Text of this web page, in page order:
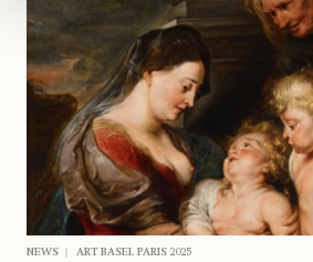
NEWS ART BASEL PARIS 2025